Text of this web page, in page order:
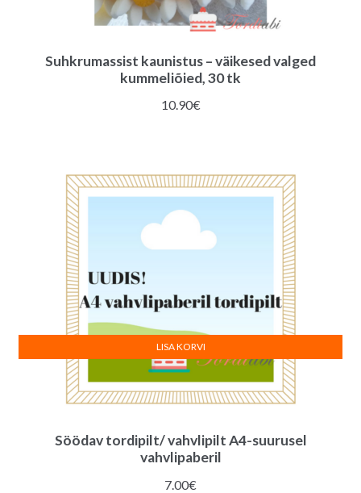
Suhkrumassist kaunistus – väikesed valged
kummeliõied, 30 tk
10.90€
Söödav tordipilt/ vahvlipilt A4-suurusel
vahvlipaberil
7.00€
LISA KORVI